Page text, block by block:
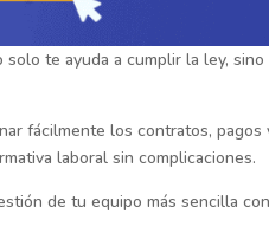
te ayuda a cumplir la ley,
fácilmente los contratos,
laboral sin complicaciones.
de tu equipo más sencilla